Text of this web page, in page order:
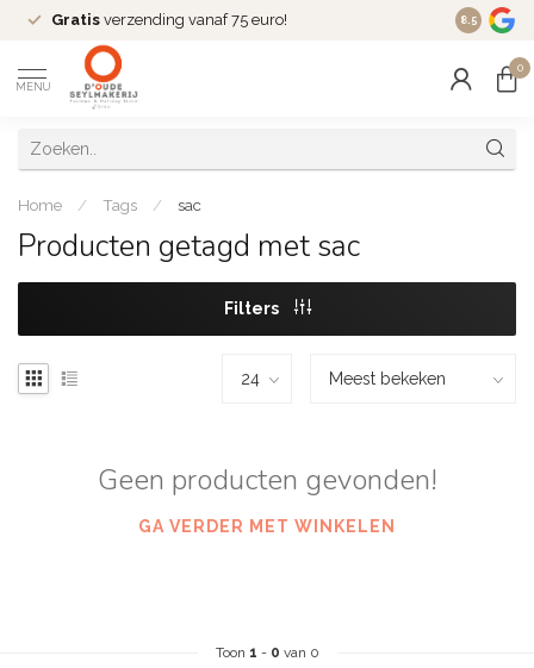
Gratis verzending vanaf 75 euro! Dé
8.5
MENU
0
Home / Tags / sac
Producten getagd met sac
Filters
Geen producten gevonden!
GA VERDER MET WINKELEN
Toon 1 - 0 van 0